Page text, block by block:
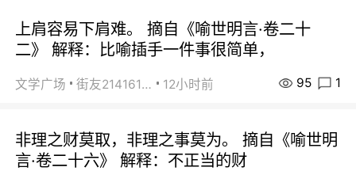
上肩容易下肩难。 摘自《喻世明言·卷二十
二》 解释：比喻插手一件事很简单，
文学广场 街友21416156 12小时前 95 1
非理之财莫取，非理之事莫为。 摘自《喻世明
言·卷二十六》 解释：不正当的财